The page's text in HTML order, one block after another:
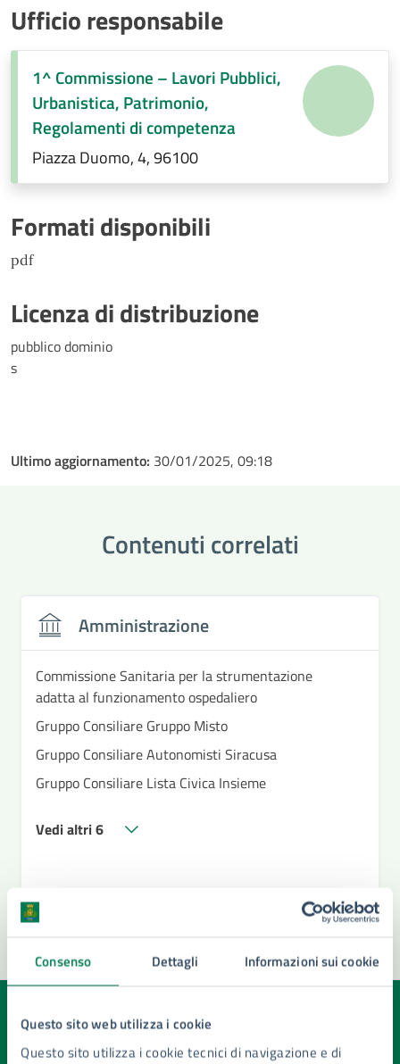
Consenso Dettagli Informazioni sui cookie
Questo sito web utilizza i cookie
Questo sito utilizza i cookie tecnici di navigazione e di
Ufficio responsabile
1^ Commissione – Lavori Pubblici,
Urbanistica, Patrimonio,
Regolamenti di competenza
Piazza Duomo, 4, 96100
Formati disponibili
pdf
Licenza di distribuzione
pubblico dominio
s
Ultimo aggiornamento: 30/01/2025, 09:18
Contenuti correlati
Amministrazione
Commissione Sanitaria per la strumentazione
adatta al funzionamento ospedaliero
Gruppo Consiliare Gruppo Misto
Gruppo Consiliare Autonomisti Siracusa
Gruppo Consiliare Lista Civica Insieme
Vedi altri 6
Quanto sono chiare le informazioni su questa
pagina?